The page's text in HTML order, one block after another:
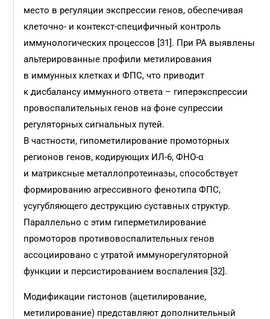
место в регуляции экспрессии генов, обеспечивая
клеточно- и контекст-специфичный контроль
иммунологических процессов [31]. При РА выявлены
альтерированные профили метилирования
в иммунных клетках и ФПС, что приводит
к дисбалансу иммунного ответа – гиперэкспрессии
провоспалительных генов на фоне супрессии
регуляторных сигнальных путей.
В частности, гипометилирование промоторных
регионов генов, кодирующих ИЛ-6, ФНО-α
и матриксные металлопротеиназы, способствует
формированию агрессивного фенотипа ФПС,
усугубляющего деструкцию суставных структур.
Параллельно с этим гиперметилирование
промоторов противовоспалительных генов
ассоциировано с утратой иммунорегуляторной
функции и персистированием воспаления [32].
Модификации гистонов (ацетилирование,
метилирование) представляют дополнительный